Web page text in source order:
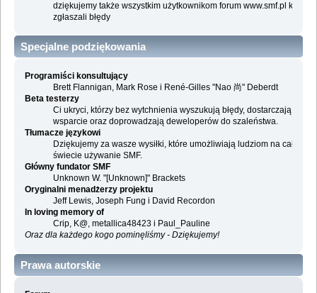
dziękujemy także wszystkim użytkownikom forum www.smf.pl którzy
zgłaszali błędy
Specjalne podziękowania
Programiści konsultujący
Brett Flannigan, Mark Rose i René-Gilles "Nao 尚" Deberdt
Beta testerzy
Ci ukryci, którzy bez wytchnienia wyszukują błędy, dostarczają
wsparcie oraz doprowadzają deweloperów do szaleństwa.
Tłumacze językowi
Dziękujemy za wasze wysiłki, które umożliwiają ludziom na całym
świecie używanie SMF.
Główny fundator SMF
Unknown W. "[Unknown]" Brackets
Oryginalni menadżerzy projektu
Jeff Lewis, Joseph Fung i David Recordon
In loving memory of
Crip, K@, metallica48423 i Paul_Pauline
Oraz dla każdego kogo pominęliśmy - Dziękujemy!
Prawa autorskie